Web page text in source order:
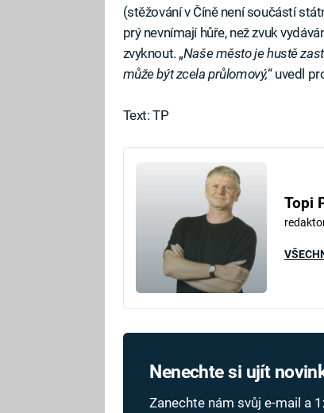
(stěžování v Číně není součástí
prý nevnímají hůře, než zvuk
zvyknout. „Naše město je hustě
může být zcela průlomový,“ uvedl
Text: TP
Topi
Nenechte si ujít
Zanechte nám svůj e-mail a